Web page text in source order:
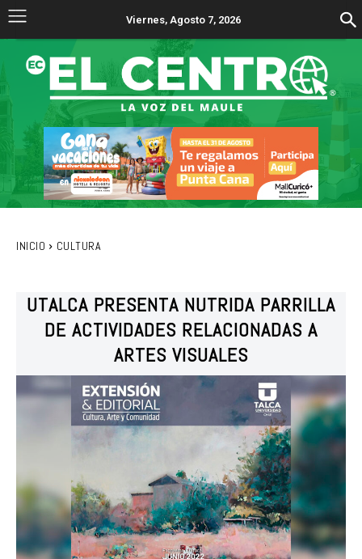
Viernes, Agosto 7, 2026
INICIO CULTURA
UTALCA PRESENTA NUTRIDA PARRILLA
DE ACTIVIDADES RELACIONADAS A
ARTES VISUALES